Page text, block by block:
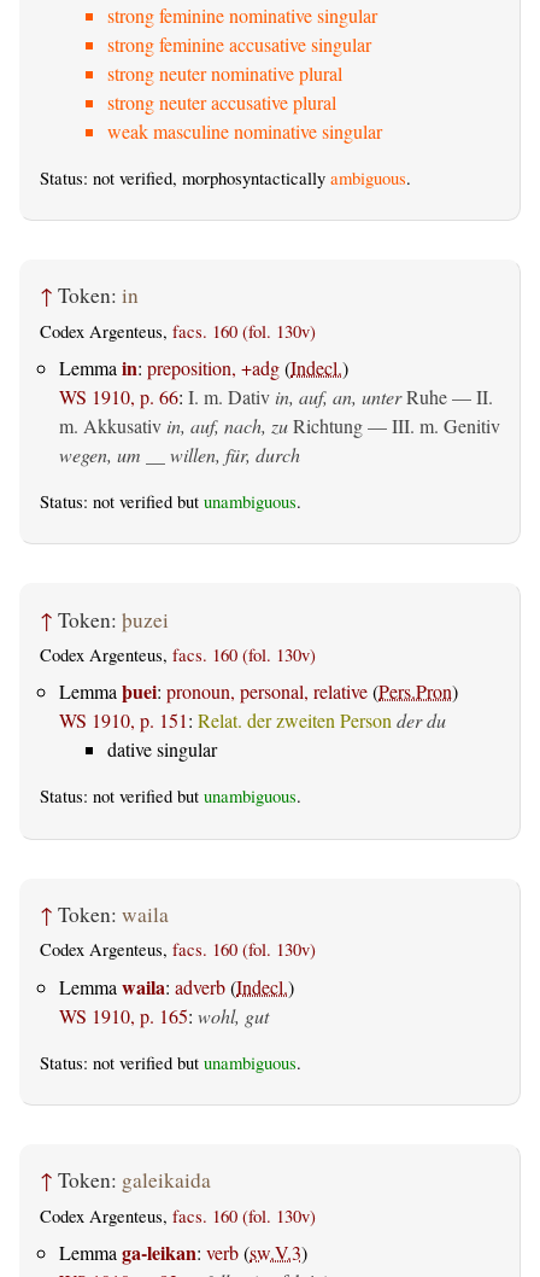
strong feminine nominative singular
strong feminine accusative singular
strong neuter nominative plural
strong neuter accusative plural
weak masculine nominative singular
Status: not verified, morphosyntactically ambiguous.
↑ Token: in
Codex Argenteus, facs. 160 (fol. 130v)
Lemma in: preposition, +adg(Indecl.)
WS 1910, p. 66: I. m. Dativ in, auf, an, unterRuhe — II.
m. Akkusativ in, auf, nach, zuRichtung — III. m. Genitiv
wegen, um __ willen, für, durch
Status: not verified but unambiguous.
↑ Token: þuzei
Codex Argenteus, facs. 160 (fol. 130v)
Lemmaþuei: pronoun, personal, relative(Pers.Pron)
WS 1910, p. 151: Relat. der zweiten Personder du
dative singular
Status: not verified but unambiguous.
↑ Token: waila
Codex Argenteus, facs. 160 (fol. 130v)
Lemma waila: adverb(Indecl.)
WS 1910, p. 165: wohl, gut
Status: not verified but unambiguous.
↑ Token: galeikaida
Codex Argenteus, facs. 160 (fol. 130v)
Lemma ga-leikan: verb(sw.V.3)